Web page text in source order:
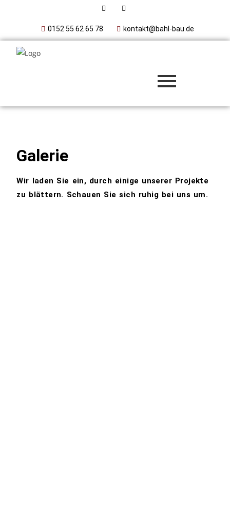
0152 55 62 65 78 kontakt@bahl-bau.de
Galerie
Wir laden Sie ein, durch einige unserer Projekte
zu blättern. Schauen Sie sich ruhig bei uns um.